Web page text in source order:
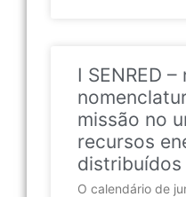
I SENRED –
missão no
recursos
distribuídos
O calendário de